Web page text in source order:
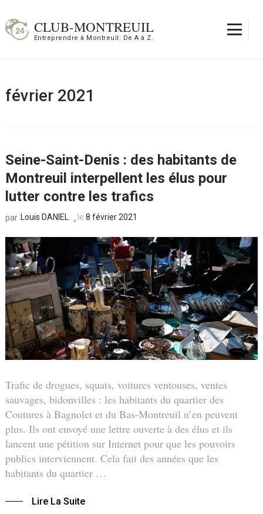
au
contenu
CLUB-MONTREUIL
Entreprendre à Montreuil: De A à Z.
février 2021
Seine-Saint-Denis : des habitants de
Montreuil interpellent les élus pour
lutter contre les trafics
par Louis DANIEL le 8 février 2021
Trafic de drogues, squats, voitures ventouses, ventes
sauvages, bidonvilles : les habitants du quartier des
Coutures à Bagnolet et du Bas-Montreuil n’en peuvent
plus. Ils ont envoyé une lettre ouverte à des élus et ils
lancent une pétition sur Internet pour que les pouvoirs
publics interviennent. Cela fait des années que les
habitants du quartier …
Lire La Suite